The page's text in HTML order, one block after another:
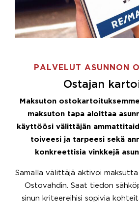
PALVELUT ASUNNON
Ostajan
Maksuton
maksuton tapa aloittaa
käyttöösi välittäjän
toiveesi ja tarpeesi sekä
konkreettisia vinkkejä
Samalla välittäjä aktivoi
Ostovahdin. Saat tiedon
sinun kriteereihisi sopivia